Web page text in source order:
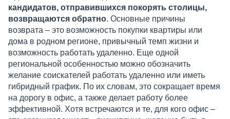
кандидатов, отправившихся покорять столицы,
возвращаются обратно. Основные причины
возврата – это возможность покупки квартиры или
дома в родном регионе, привычный темп жизни и
возможность работать удаленно. Еще одной
региональной особенностью можно обозначить
желание соискателей работать удаленно или иметь
гибридный график. По их словам, это сокращает время
на дорогу в офис, а также делает работу более
эффективной. Хотя встречаются и те, для кого офис –